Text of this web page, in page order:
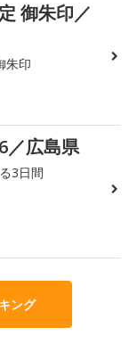
御朱印／
朱印
／広島県
3日間
ング